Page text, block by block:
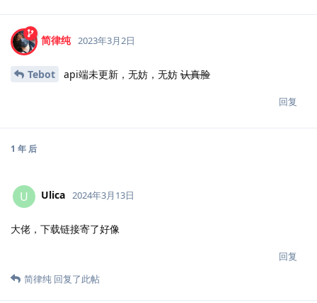
简律纯 2023年3月2日
Tebot api端未更新，无妨，无妨 认真脸
回复
1 年 后
U Ulica 2024年3月13日
大佬，下载链接寄了好像
回复
简律纯 回复了此帖